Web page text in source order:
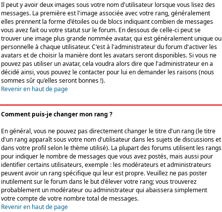
Il peut y avoir deux images sous votre nom d'utilisateur lorsque vous lisez des
messages. La première est l'image associée avec votre rang, généralement
elles prennent la forme d'étoiles ou de blocs indiquant combien de messages
vous avez fait ou votre statut sur le forum. En dessous de celle-ci peut se
trouver une image plus grande nommée avatar, qui est généralement unique ou
personnelle à chaque utilisateur. C'est à l'administrateur du forum d'activer les
avatars et de choisir la manière dont les avatars seront disponibles. Si vous ne
pouvez pas utiliser un avatar, cela voudra alors dire que l'administrateur en a
décidé ainsi, vous pouvez le contacter pour lui en demander les raisons (nous
sommes sûr qu'elles seront bonnes !).
Revenir en haut de page
Comment puis-je changer mon rang ?
En général, vous ne pouvez pas directement changer le titre d'un rang (le titre
d'un rang apparaît sous votre nom d'utilisateur dans les sujets de discussions et
dans votre profil selon le thème utilisé). La plupart des forums utilisent les rangs
pour indiquer le nombre de messages que vous avez postés, mais aussi pour
identifier certains utilisateurs, exemple : les modérateurs et administrateurs
peuvent avoir un rang spécifique qui leur est propre. Veuillez ne pas poster
inutilement sur le forum dans le but d'élever votre rang; vous trouverez
probablement un modérateur ou administrateur qui abaissera simplement
votre compte de votre nombre total de messages.
Revenir en haut de page